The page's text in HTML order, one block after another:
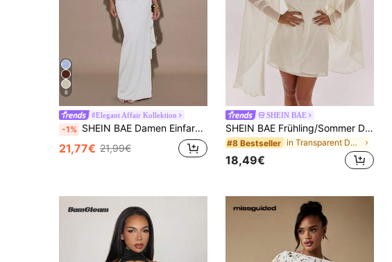
8
#Elegant Affair Kollektion
-1% SHEIN BAE Damen Einfarbiges, modisch gestaltetes, figurbetontes, elegantes Sommerkleid
21,77€ 21,99€
SHEIN BAE
SHEIN BAE Frühling/Sommer Damen Aprikose Weiß Langarm Halbhals Rückenfrei A-Linie Chiffon Minimalistisches Minikleid, Weißes Kleid, Elegantes Kleid, Einfaches Alltagskleid, Urlaubskleid
#8 Bestseller in Transparent Damen Minikleider
18,49€